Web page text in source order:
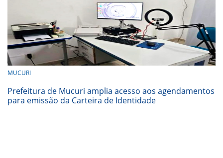
MUCURI
Prefeitura de Mucuri amplia acesso aos agendamentos
para emissão da Carteira de Identidade